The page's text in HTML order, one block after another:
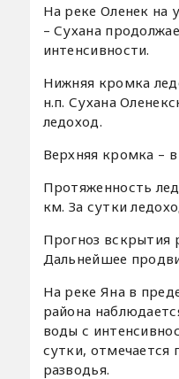
На реке Оленек на
– Сухана
интенсивности.
Нижняя кромка
н.п. Сухана
ледоход.
Верхняя кромка –
Протяженность
км. За сутки
Прогноз вскрытия
Дальнейшее
На реке Яна в
района
воды с
сутки, отмечается
разводья.